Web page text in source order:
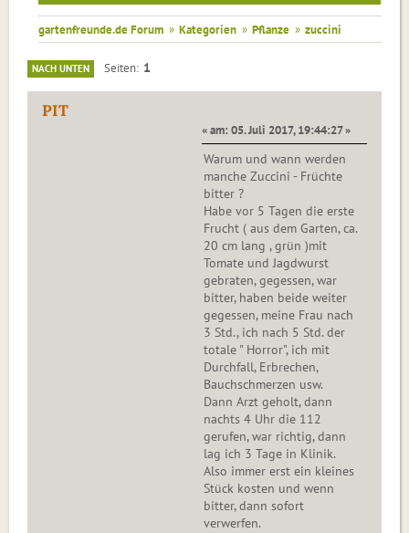
gartenfreunde.de Forum » Kategorien » Pflanze » zuccini
NACH UNTEN Seiten 1
PIT
« am: 05. Juli 2017, 19:44:27 »
Warum und wann werden
manche Zuccini - Früchte
bitter ?
Habe vor 5 Tagen die erste
Frucht ( aus dem Garten, ca.
20 cm lang , grün )mit
Tomate und Jagdwurst
gebraten, gegessen, war
bitter, haben beide weiter
gegessen, meine Frau nach
3 Std., ich nach 5 Std. der
totale " Horror", ich mit
Durchfall, Erbrechen,
Bauchschmerzen usw.
Dann Arzt geholt, dann
nachts 4 Uhr die 112
gerufen, war richtig, dann
lag ich 3 Tage in Klinik.
Also immer erst ein kleines
Stück kosten und wenn
bitter, dann sofort
verwerfen.